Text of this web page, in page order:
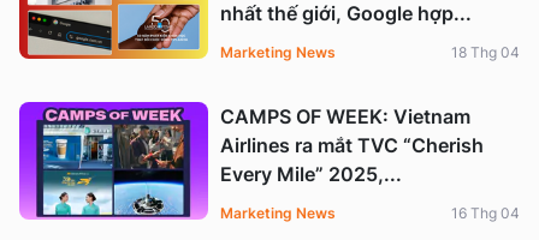
nhất thế giới, Google hợp...
Marketing News 18 Thg 04
CAMPS OF WEEK: Vietnam
Airlines ra mắt TVC “Cherish
Every Mile” 2025,...
Marketing News 16 Thg 04